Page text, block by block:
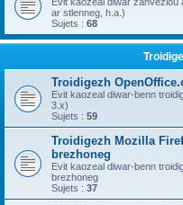
ar stlenneg, h.a.)
Sujets : 68
Troidigezh
Evit kaozeal diwar-benn
3.x)
Sujets : 59
Troidigezh Mozilla
brezhoneg
Evit kaozeal diwar-benn
brezhoneg
Sujets : 37